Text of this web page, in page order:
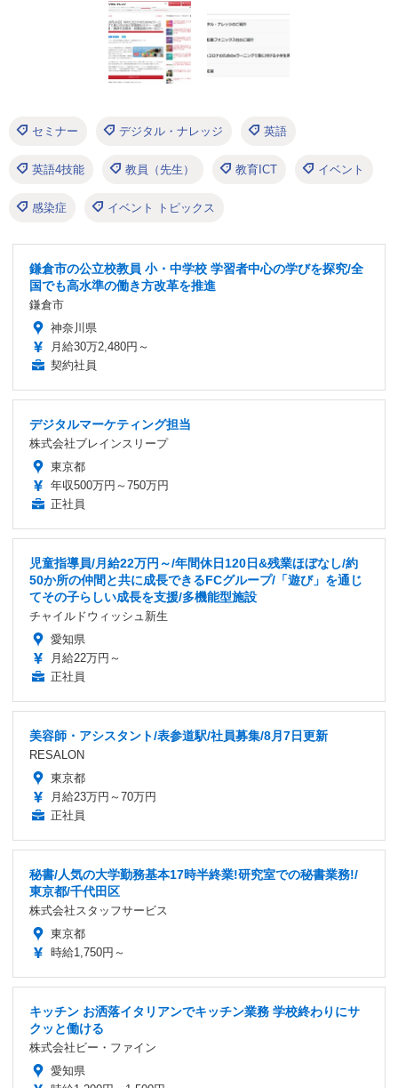
セミナー デジタル・ナレッジ 英語
英語4技能 教員（先生） 教育ICT イベント
感染症 イベント トピックス
鎌倉市の公立校教員 小・中学校 学習者中心の学びを探究/全
国でも高水準の働き方改革を推進
鎌倉市
神奈川県
月給30万2,480円～
契約社員
デジタルマーケティング担当
株式会社ブレインスリープ
東京都
年収500万円～750万円
正社員
児童指導員/月給22万円～/年間休日120日&残業ほぼなし/約
50か所の仲間と共に成長できるFCグループ/「遊び」を通じ
てその子らしい成長を支援/多機能型施設
チャイルドウィッシュ新生
愛知県
月給22万円～
正社員
美容師・アシスタント/表参道駅/社員募集/8月7日更新
RESALON
東京都
月給23万円～70万円
正社員
秘書/人気の大学勤務基本17時半終業!研究室での秘書業務!/
東京都/千代田区
株式会社スタッフサービス
東京都
時給1,750円～
キッチン お洒落イタリアンでキッチン業務 学校終わりにサ
クッと働ける
株式会社ビー・ファイン
愛知県